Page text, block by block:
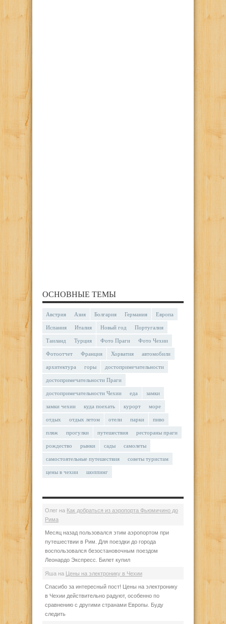
ОСНОВНЫЕ ТЕМЫ
Австрия Азия Болгария Германия Европа
Испания Италия Новый год Португалия
Таиланд Турция Фото Праги Фото Чехии
Фотоотчет Франция Хорватия автомобили
архитектура горы достопримечательности
достопримечательности Праги
достопримечательности Чехии еда замки
замки чехии куда поехать курорт море
отдых отдых летом отели парки пиво
пляж прогулки путешествия рестораны праги
рождество рынки сады самолеты
самостоятельные путешествия советы туристам
цены в чехии шоппинг
Олег на Как добраться из аэропорта Фьюмичино до
Рима
Месяц назад пользовался этим аэропортом при
путешествии в Рим. Для поездки до города
воспользовался безостановочным поездом
Леонардо Экспресс. Билет купил
Яша на Цены на электронику в Чехии
Спасибо за интересный пост! Цены на электронику
в Чехии действительно радуют, особенно по
сравнению с другими странами Европы. Буду
следить